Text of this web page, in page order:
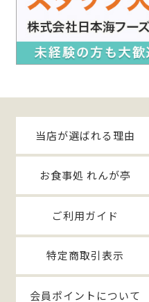
当店が選ばれる理由
お食事処 れんが亭
ご利用ガイド
特定商取引表示
会員ポイントについて